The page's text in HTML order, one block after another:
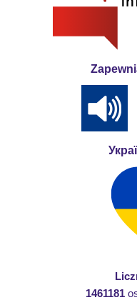
1461181